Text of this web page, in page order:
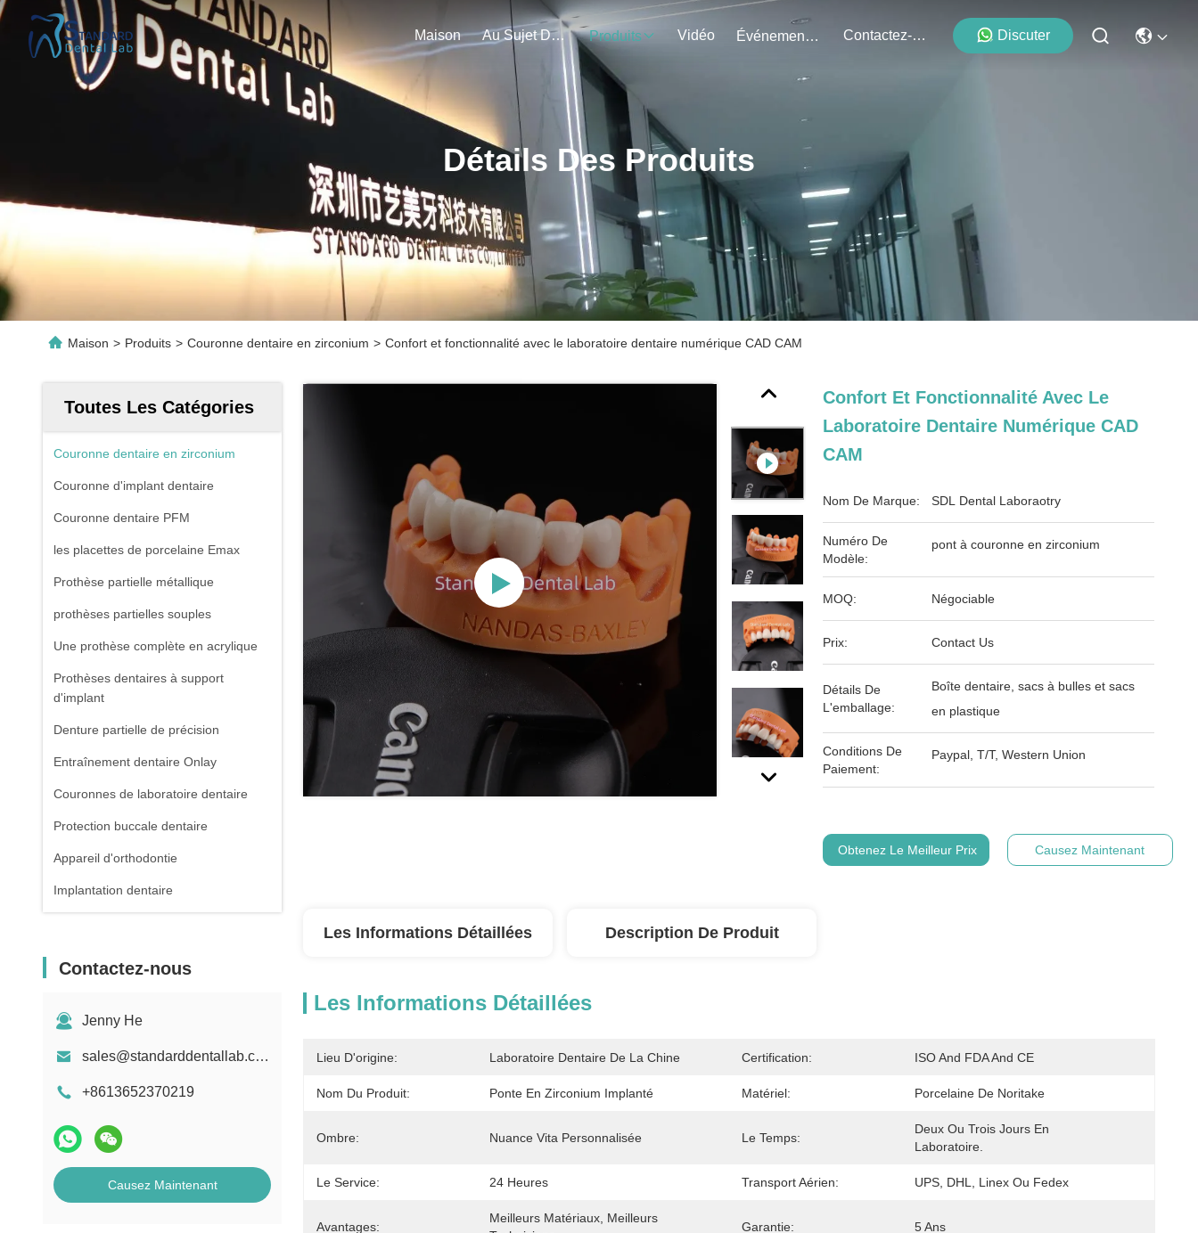
Maison Au Sujet De Nous Produits Vidéo Événements Contactez-Nous Discuter
Détails Des Produits
Maison > Produits > Couronne dentaire en zirconium > Confort et fonctionnalité avec le laboratoire dentaire numérique CAD CAM
Toutes Les Catégories
Couronne dentaire en zirconium
Couronne d'implant dentaire
Couronne dentaire PFM
les placettes de porcelaine Emax
Prothèse partielle métallique
prothèses partielles souples
Une prothèse complète en acrylique
Prothèses dentaires à support
d'implant
Denture partielle de précision
Entraînement dentaire Onlay
Couronnes de laboratoire dentaire
Protection buccale dentaire
Appareil d'orthodontie
Implantation dentaire
Contactez-nous
Jenny He
sales@standarddentallab.com
+8613652370219
Causez Maintenant
Confort Et Fonctionnalité Avec Le
Laboratoire Dentaire Numérique CAD
CAM
Nom De Marque: SDL Dental Laboraotry
Numéro De
Modèle:
pont à couronne en zirconium
MOQ: Négociable
Prix: Contact Us
Détails De
L'emballage:
Boîte dentaire, sacs à bulles et sacs
en plastique
Conditions De
Paiement:
Paypal, T/T, Western Union
Obtenez Le Meilleur Prix Causez Maintenant
Les Informations Détaillées Description De Produit
Les Informations Détaillées
Lieu D'origine: Laboratoire Dentaire De La Chine Certification: ISO And FDA And CE
Nom Du Produit: Ponte En Zirconium Implanté Matériel: Porcelaine De Noritake
Ombre: Nuance Vita Personnalisée Le Temps:
Deux Ou Trois Jours En
Laboratoire.
Le Service: 24 Heures Transport Aérien: UPS, DHL, Linex Ou Fedex
Avantages:
Meilleurs Matériaux, Meilleurs
Garantie: 5 Ans